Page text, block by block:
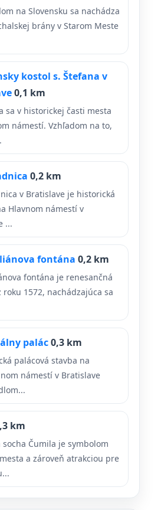
na Slovensku sa nachádza
brány v Starom Meste
kostol s. Štefana v
0,1 km
sa v historickej časti mesta
námestí. Vzhľadom na to,
0,2 km
v Bratislave je historická
Hlavnom námestí v
...
fontána 0,2 km
fontána je renesančná
roku 1572, nachádzajúca sa
palác0,3 km
palácová stavba na
námestí v Bratislave
km
socha Čumila je symbolom
a zároveň atrakciou pre